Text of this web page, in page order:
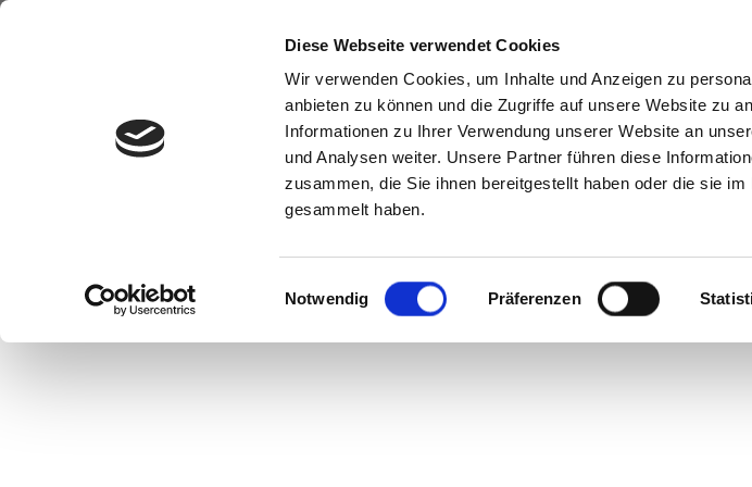
Diese Webseite verwendet Cookies
Wir verwenden Cookies, um Inhalte und Anzeigen zu
anbieten zu können und die Zugriffe auf unsere Website zu
Informationen zu Ihrer Verwendung unserer Website an
und Analysen weiter. Unsere Partner führen diese
zusammen, die Sie ihnen bereitgestellt haben oder die sie
gesammelt haben.
Einwilligungsauswahl
Notwendig Präferenzen